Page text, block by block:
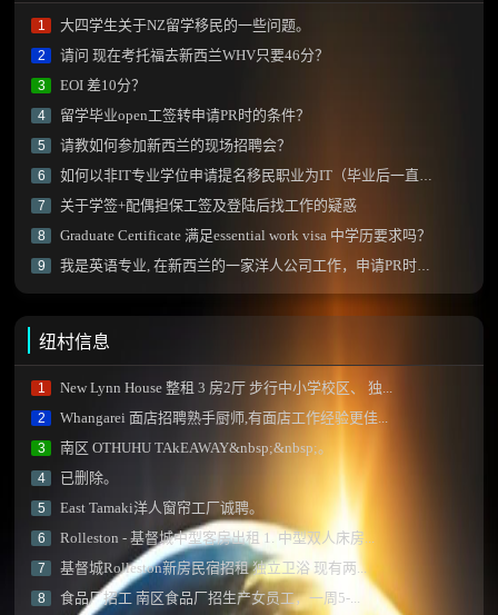
1 大四学生关于NZ留学移民的一些问题。
2 请问 现在考托福去新西兰WHV只要46分？
3 EOI 差10分？
4 留学毕业open工签转申请PR时的条件？
5 请教如何参加新西兰的现场招聘会？
6 如何以非IT专业学位申请提名移民职业为IT（毕业后一直从事IT专业）？
7 关于学签+配偶担保工签及登陆后找工作的疑惑
8 Graduate Certificate 满足essential work visa 中学历要求吗？
9 我是英语专业, 在新西兰的一家洋人公司工作，申请PR时该如何写工作内容？
纽村信息
1 New Lynn House 整租 3 房2厅 步行中小学校区、 独...
2 Whangarei 面店招聘熟手厨师,有面店工作经验更佳...
3 南区 OTHUHU TAkEAWAY&nbsp;&nbsp;。
4 已删除。
5 East Tamaki洋人窗帘工厂诚聘。
6 Rolleston - 基督城中型客房出租 1. 中型双人床房...
7 基督城Rolleston新房民宿招租 独立卫浴 现有两...
8 食品厂招工 南区食品厂招生产女员工，一周5-...